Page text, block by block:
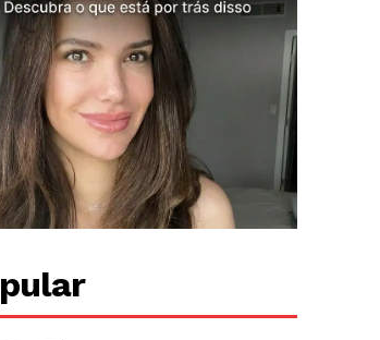
Adriane Galisteu relembra momentos delicados após
relembra momentos delicados após a morte de Ayrton